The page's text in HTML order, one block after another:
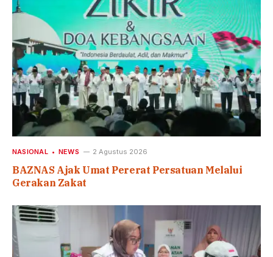
NASIONAL NEWS 2 Agustus 2026
BAZNAS Ajak Umat Pererat Persatuan Melalui
Gerakan Zakat